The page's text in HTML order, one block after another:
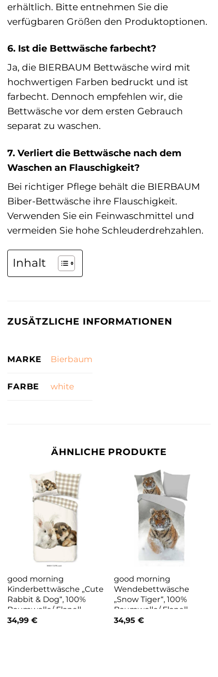
erhältlich. Bitte entnehmen Sie die
verfügbaren Größen den Produktoptionen.
6. Ist die Bettwäsche farbecht?
Ja, die BIERBAUM Bettwäsche wird mit
hochwertigen Farben bedruckt und ist
farbecht. Dennoch empfehlen wir, die
Bettwäsche vor dem ersten Gebrauch
separat zu waschen.
7. Verliert die Bettwäsche nach dem
Waschen an Flauschigkeit?
Bei richtiger Pflege behält die BIERBAUM
Biber-Bettwäsche ihre Flauschigkeit.
Verwenden Sie ein Feinwaschmittel und
vermeiden Sie hohe Schleuderdrehzahlen.
Inhalt
ZUSÄTZLICHE INFORMATIONEN
MARKE Bierbaum
FARBE white
ÄHNLICHE PRODUKTE
good morning
Kinderbettwäsche „Cute
Rabbit & Dog“, 100%
Baumwolle/ Flanell
(Biber)
34,99 €
good morning
Wendebettwäsche
„Snow Tiger“, 100%
Baumwolle/ Flanell
(Biber)
34,95 €